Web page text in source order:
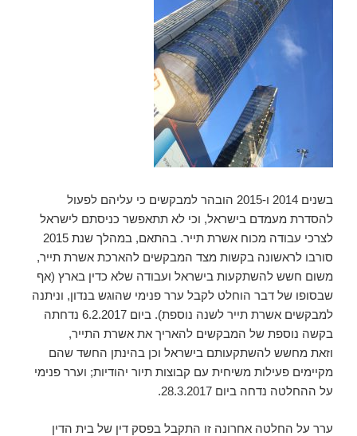
בשנים 2014 ו-2015 הובהר למבקשים כי עליהם לפעול
להסדרת מעמדם בישראל, וכי לא תתאפשר כניסתם לישראל
לצרכי עבודה מכוח אשרת תייר. בהתאם, במהלך שנת 2015
סורבו לראשונה בקשות מצד המבקשים להארכת אשרת תייר,
משום חשש להשתקעות בישראל ועבודה שלא כדין בארץ (אף
שבסופו של דבר הוחלט לקבל ערר פנימי שהוגש בנדון, וניתנה
למבקשים אשרת תייר לשנה נוספת). ביום 6.2.2017 נדחתה
בקשה נוספת של המבקשים להאריך את אשרת התייר,
וזאת מחשש להשתקעותם בישראל וכן בהינתן החשד שהם
מקיימים פעילות משיחית עם קבוצות תיור יהודיות; וערר פנימי
על ההחלטה נדחה ביום 28.3.2017.
ערר על החלטה אחרונה זו התקבל בפסק דין של בית הדין